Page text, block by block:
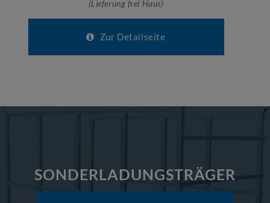
(Lieferung frei Haus)
Zur Detailseite
SONDERLADUNGSTRÄGER